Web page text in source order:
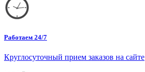
Работаем 24/7
Круглосуточный прием заказов на сайте